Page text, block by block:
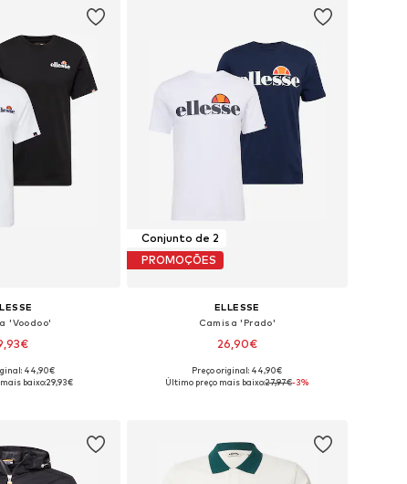
'Voodoo'
S, M, L, XL
44,90€
baixo:29,93€
Conjunto de 2
PROMOÇÕES
ELLESSE
Camisa 'Prado'
26,90€
Tamanhos disponíveis: S, M, L, XL
Preço original: 44,90€
Último preço mais baixo:27,97€-3%